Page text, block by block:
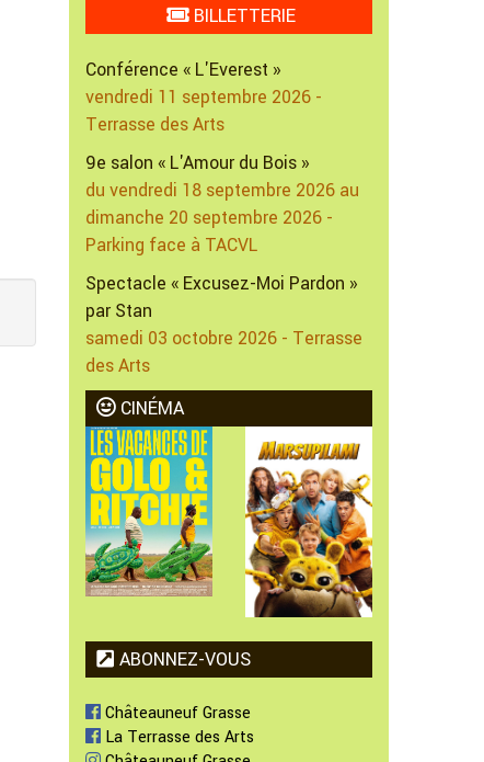
BILLETTERIE
Conférence « L'Everest »
vendredi 11 septembre 2026 -
Terrasse des Arts
9e salon « L'Amour du Bois »
du vendredi 18 septembre 2026 au
dimanche 20 septembre 2026 -
Parking face à TACVL
Spectacle « Excusez-Moi Pardon »
par Stan
samedi 03 octobre 2026 - Terrasse
des Arts
CINÉMA
ABONNEZ-VOUS
Châteauneuf Grasse
La Terrasse des Arts